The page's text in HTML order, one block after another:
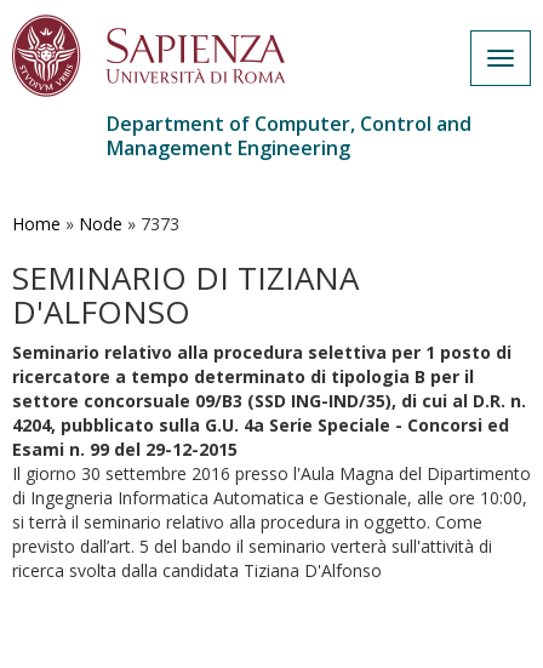
main
Department of Computer, Control and
Management Engineering
Home » Node » 7373
SEMINARIO DI TIZIANA
D'ALFONSO
Seminario relativo alla procedura selettiva per 1 posto di
ricercatore a tempo determinato di tipologia B per il
settore concorsuale 09/B3 (SSD ING-IND/35), di cui al D.R. n.
4204, pubblicato sulla G.U. 4a Serie Speciale - Concorsi ed
Esami n. 99 del 29-12-2015
Il giorno 30 settembre 2016 presso l'Aula Magna del Dipartimento
di Ingegneria Informatica Automatica e Gestionale, alle ore 10:00,
si terrà il seminario relativo alla procedura in oggetto. Come
previsto dall’art. 5 del bando il seminario verterà sull'attività di
ricerca svolta dalla candidata Tiziana D'Alfonso